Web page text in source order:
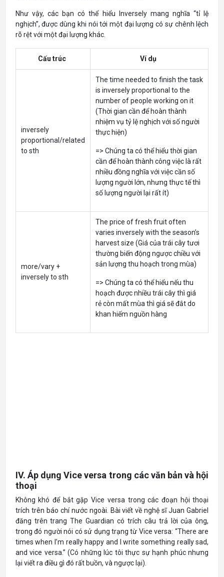
Như vậy, các bạn có thể hiểu Inversely mang nghĩa “tỉ lệ
nghịch”, được dùng khi nói tới một đại lượng có sự chênh lệch
rõ rệt với một đại lượng khác.
Cấu trúc Ví dụ
inversely
proportional/related
to sth
The time needed to finish the task
is inversely proportional to the
number of people working on it
(Thời gian cần để hoàn thành
nhiệm vụ tỷ lệ nghịch với số người
thực hiện)
=> Chúng ta có thể hiểu thời gian
cần để hoàn thành công việc là rất
nhiều đồng nghĩa với việc cần số
lượng người lớn, nhưng thực tế thì
số lượng người lại rất ít)
more/vary +
inversely to sth
The price of fresh fruit often
varies inversely with the season’s
harvest size (Giá của trái cây tươi
thường biến động ngược chiều với
sản lượng thu hoạch trong mùa)
=> Chúng ta có thể hiểu nếu thu
hoạch được nhiều trái cây thì giá
rẻ còn mất mùa thì giá sẽ đắt do
khan hiếm nguồn hàng
IV. Áp dụng Vice versa trong các văn bản và hội
thoại
Không khó để bắt gặp Vice versa trong các đoạn hội thoại
trích trên báo chí nước ngoài. Bài viết về nghệ sĩ Juan Gabriel
đăng trên trang The Guardian có trích câu trả lời của ông,
trong đó người nói có sử dụng trạng từ Vice versa: “There are
times when I’m really happy and I write something really sad,
and vice versa.” (Có những lúc tôi thực sự hạnh phúc nhưng
lại viết ra điều gì đó rất buồn, và ngược lại).